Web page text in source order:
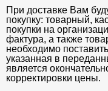
При доставке Вам
покупку: товарный,
покупки на
фактура, а также
необходимо
указанная в
является
корректировки цены.